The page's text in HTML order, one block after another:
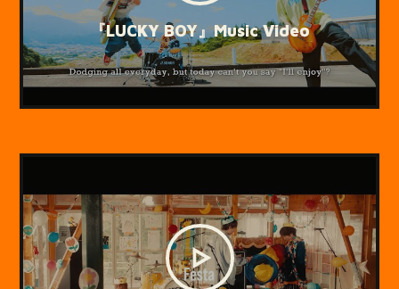
『LUCKY BOY』Music Video